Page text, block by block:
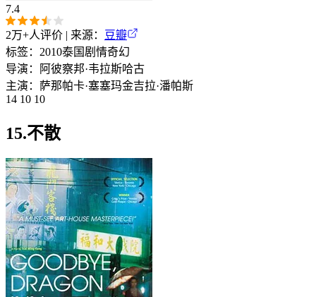
7.4
2万+人评价 | 来源：
豆瓣
标签： 2010泰国 剧情奇幻
导演：
阿彼察邦·韦拉斯哈古
主演： 萨那帕卡·塞塞玛金吉拉·潘帕斯
14 10 10
15.不散